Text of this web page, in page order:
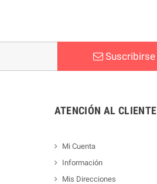
Suscribirse
ATENCIÓN AL CLIENTE
Mi Cuenta
Información
Mis Direcciones